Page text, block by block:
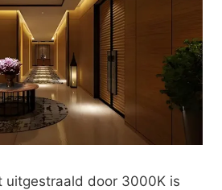
uitgestraald door 3000K is